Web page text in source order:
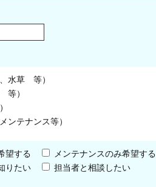
水草 等）
等）
ンテナンス等）
望する
メンテナンスのみ希望する
りたい
担当者と相談したい